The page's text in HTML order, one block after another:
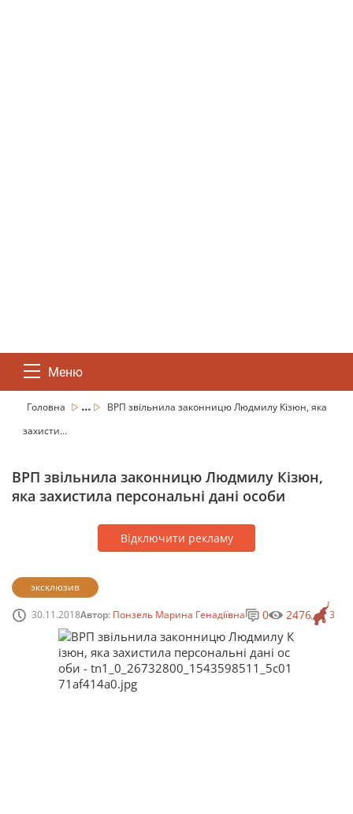
Меню
Головна ...
ВРП звільнила законницю Людмилу Кізюн, яка
захисти...
ВРП звільнила законницю Людмилу Кізюн,
яка захистила персональні дані особи
Відключити рекламу
эксклюзив
30.11.2018Автор: Понзель Марина Генадіївна 3
0 2476